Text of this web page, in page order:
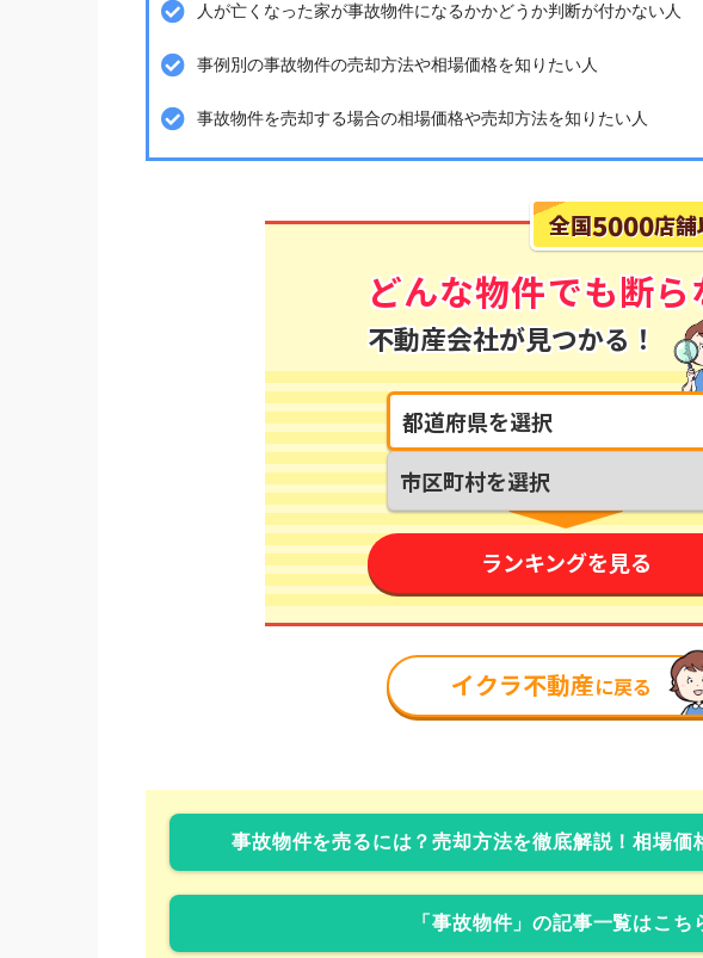
人が亡くなった家が事故物件になるかかどうか判断が付かない人
事例別の事故物件の売却方法や相場価格を知りたい人
事故物件を売却する場合の相場価格や売却方法を知りたい人
事故物件を売るには？売却方法を徹底解説！相場価
「事故物件」の記事一覧はこち